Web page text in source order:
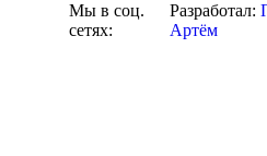
Мы в соц.
сетях:
Разработал:
Артём